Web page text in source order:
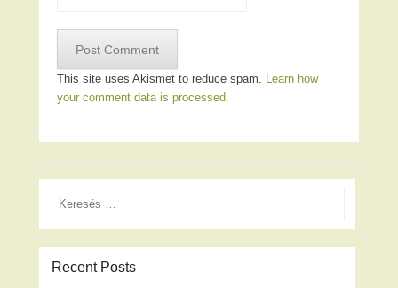
This site uses Akismet to reduce spam. Learn how
your comment data is processed.
Search
Recent Posts